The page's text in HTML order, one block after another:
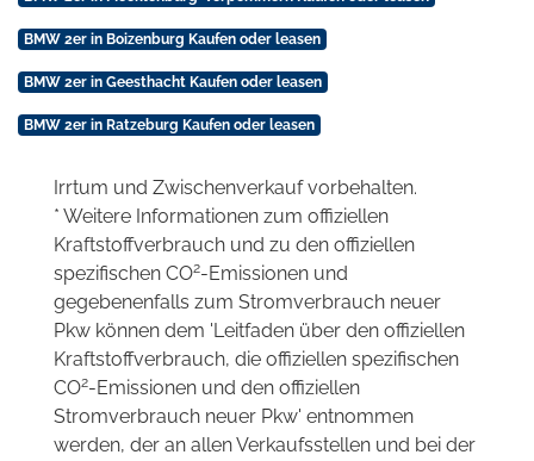
BMW 2er in Boizenburg Kaufen oder leasen
BMW 2er in Geesthacht Kaufen oder leasen
BMW 2er in Ratzeburg Kaufen oder leasen
Irrtum und Zwischenverkauf vorbehalten.
* Weitere Informationen zum offiziellen
Kraftstoffverbrauch und zu den offiziellen
spezifischen CO2-Emissionen und
gegebenenfalls zum Stromverbrauch neuer
Pkw können dem 'Leitfaden über den offiziellen
Kraftstoffverbrauch, die offiziellen spezifischen
CO2-Emissionen und den offiziellen
Stromverbrauch neuer Pkw' entnommen
werden, der an allen Verkaufsstellen und bei der